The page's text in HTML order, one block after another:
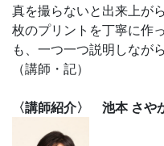
真を撮らないと出来上が
枚のプリントを丁寧に作
も、一つ一つ説明しなが
（講師・記）
〈講師紹介〉 池本 さ